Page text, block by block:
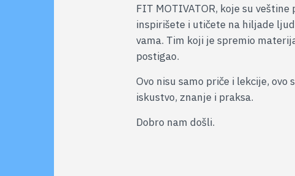
FIT MOTIVATOR, koje su veštine
inspirišete i utičete na hiljade
vama. Tim koji je spremio
postigao.
Ovo nisu samo priče i lekcije, ovo
iskustvo, znanje i praksa.
Dobro nam došli.